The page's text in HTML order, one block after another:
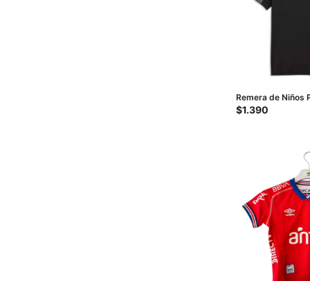
Remera de Niños
Team Liga Junior
$1.390